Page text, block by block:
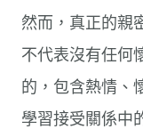
然而，真正的親
不代表沒有任何
的，包含熱情、
學習接受關係中